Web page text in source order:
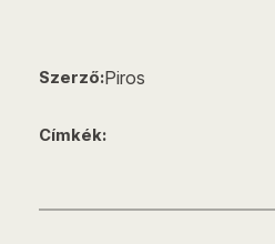
Szerző:Piros
Címkék: